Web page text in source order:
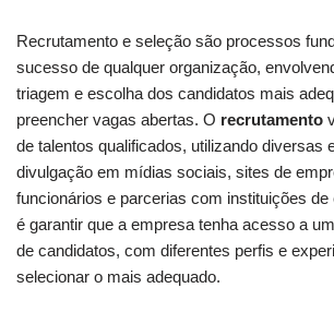
Recrutamento e seleção são processos
sucesso de qualquer organização,
triagem e escolha dos candidatos mais
preencher vagas abertas. O recrutamento
de talentos qualificados, utilizando diversas
divulgação em mídias sociais, sites de
funcionários e parcerias com instituições de
é garantir que a empresa tenha acesso a
de candidatos, com diferentes perfis e
selecionar o mais adequado.